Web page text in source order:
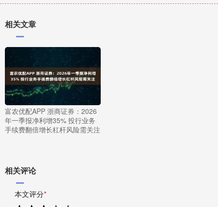
相关文章
富农优配APP 浙商证券：2026
年一季报净利增35% 投行业务
手续费翻倍增长杠杆风险需关注
相关评论
本文评分*